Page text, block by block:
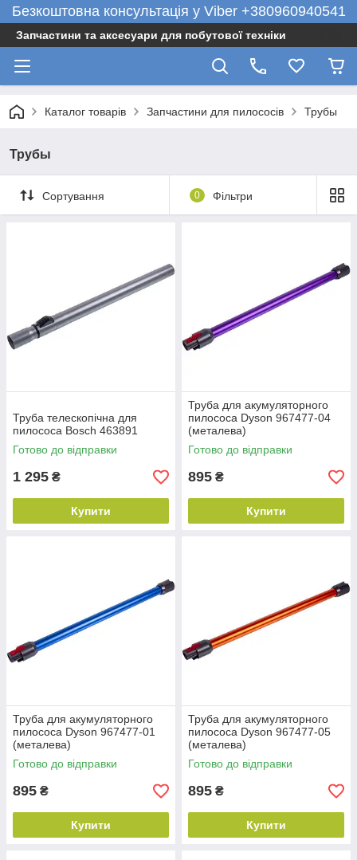
Безкоштовна консультація у Viber +380960940541
Запчастини та аксесуари для побутової техніки
Каталог товарів Запчастини для пилососів Трубы
Трубы
Сортування 0 Фільтри
Труба телескопічна для
пилососа Bosch 463891
Готово до відправки
1 295 ₴
Купити
Труба для акумуляторного
пилососа Dyson 967477-04
(металева)
Готово до відправки
895 ₴
Купити
Труба для акумуляторного
пилососа Dyson 967477-01
(металева)
Готово до відправки
895 ₴
Купити
Труба для акумуляторного
пилососа Dyson 967477-05
(металева)
Готово до відправки
895 ₴
Купити